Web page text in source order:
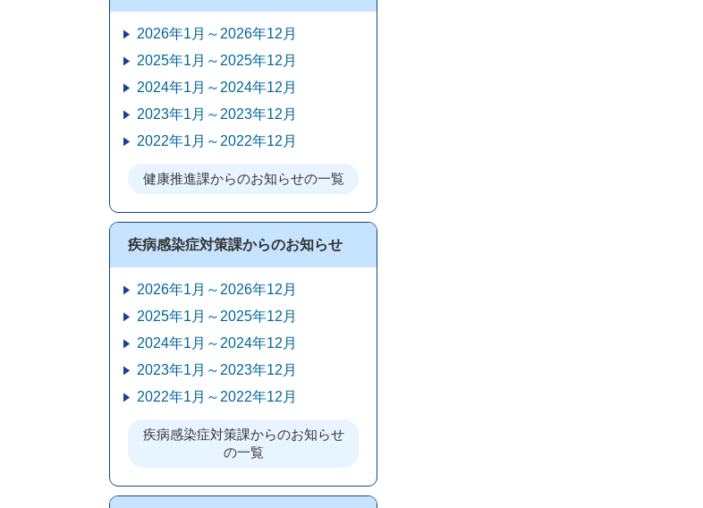
2026年1月～2026年12月
2025年1月～2025年12月
2024年1月～2024年12月
2023年1月～2023年12月
2022年1月～2022年12月
健康推進課からのお知らせの一覧
疾病感染症対策課からのお知らせ
2026年1月～2026年12月
2025年1月～2025年12月
2024年1月～2024年12月
2023年1月～2023年12月
2022年1月～2022年12月
疾病感染症対策課からのお知らせ
の一覧